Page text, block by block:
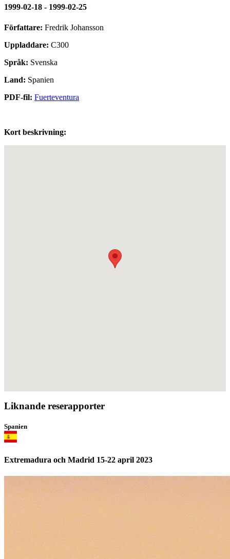
1999-02-18 - 1999-02-25
Författare: Fredrik Johansson
Uppladdare: C300
Språk: Svenska
Land: Spanien
PDF-fil: Fuerteventura
Kort beskrivning:
Liknande reserapporter
Spanien
Extremadura och Madrid 15-22 april 2023